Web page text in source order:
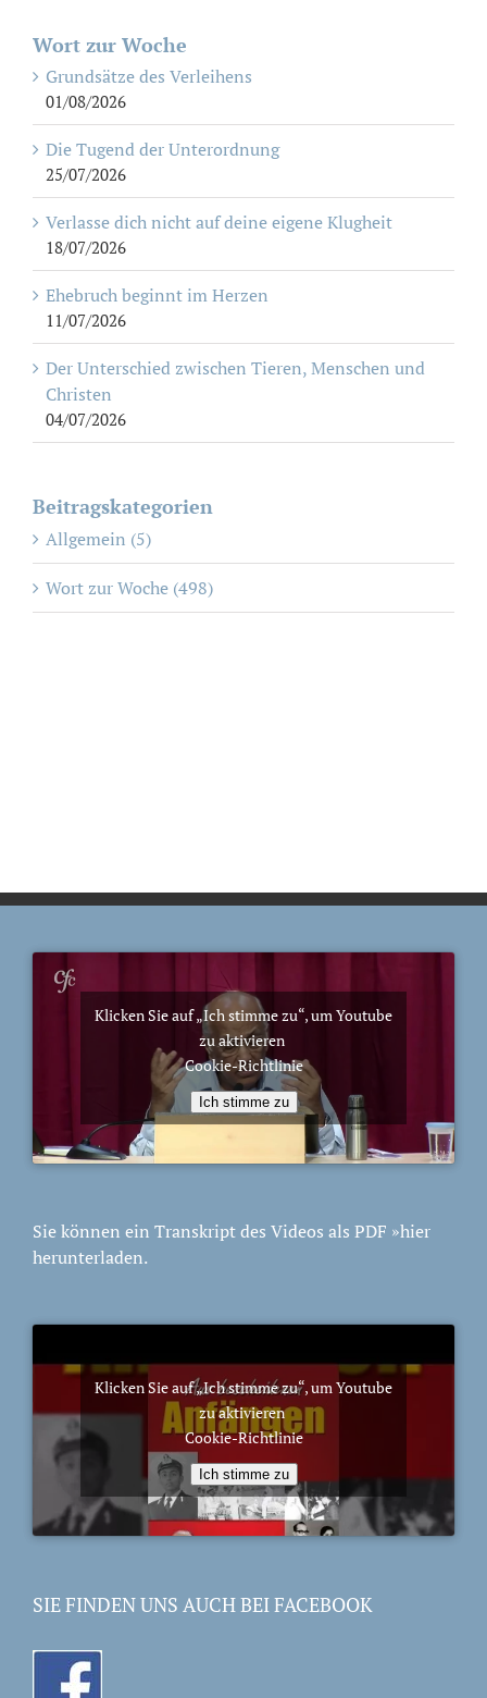
Wort zur Woche
Grundsätze des Verleihens
01/08/2026
Die Tugend der Unterordnung
25/07/2026
Verlasse dich nicht auf deine eigene Klugheit
18/07/2026
Ehebruch beginnt im Herzen
11/07/2026
Der Unterschied zwischen Tieren, Menschen und
Christen
04/07/2026
Beitragskategorien
Allgemein (5)
Wort zur Woche (498)
Klicken Sie auf „Ich stimme zu“, um Youtube
zu aktivieren
Cookie-Richtlinie
Ich stimme zu
Sie können ein Transkript des Videos als PDF »hier
herunterladen.
Klicken Sie auf „Ich stimme zu“, um Youtube
zu aktivieren
Cookie-Richtlinie
Ich stimme zu
SIE FINDEN UNS AUCH BEI FACEBOOK